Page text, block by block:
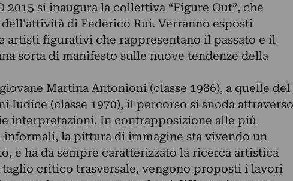
2015 si inaugura la collettiva “Figure Out”, che
dell'attività di Federico Rui. Verranno esposti
artisti figurativi che rappresentano il passato e il
sorta di manifesto sulle nuove tendenze della
Martina Antonioni (classe 1986), a quelle del
Iudice (classe 1970), il percorso si snoda attraverso
interpretazioni. In contrapposizione alle più
la pittura di immagine sta vivendo un
e ha da sempre caratterizzato la ricerca artistica
taglio critico trasversale, vengono proposti i lavori